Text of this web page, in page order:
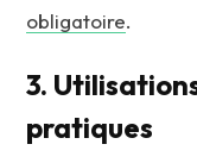
obligatoire.
3.
pratiques